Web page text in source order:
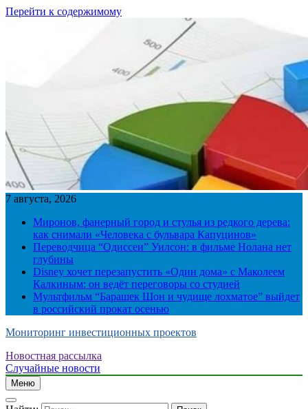
Перейти к содержимому
7 августа, 2026
Миронов, фанерный город и стулья из редкого дерева:
как снимали «Человека с бульвара Капуцинов»
Переводчица “Одиссеи” Уилсон: в фильме Нолана нет
глубины
Disney хочет перезапустить «Один дома» с Маколеем
Калкиным: он ведёт переговоры со студией
Мультфильм “Барашек Шон и чудище лохматое” выйдет
в российский прокат осенью
Мониторинг инвестиционных проектов
Новостная рассылка
Случайные новости
Меню